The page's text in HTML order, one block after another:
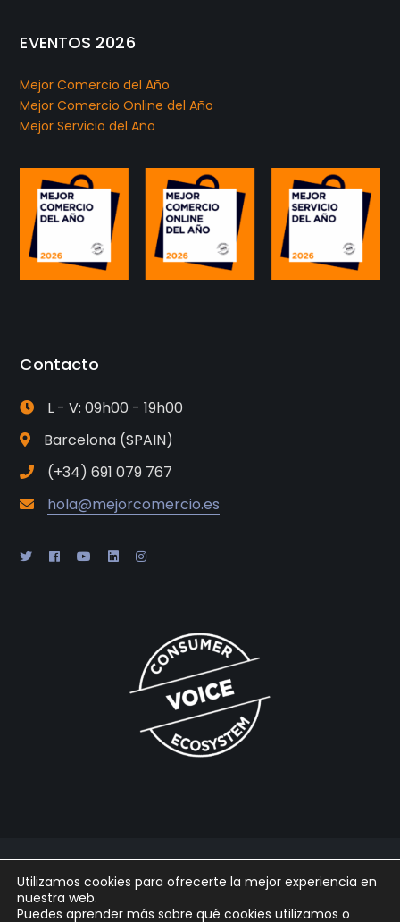
EVENTOS 2026
Mejor Comercio del Año
Mejor Comercio Online del Año
Mejor Servicio del Año
Contacto
L - V: 09h00 - 19h00
Barcelona (SPAIN)
(+34) 691 079 767
hola@mejorcomercio.es
2025 © Gabaon Conseil SL | Legal| Cookies Privacidad
Powered by
Arpaclick
Utilizamos cookies para ofrecerte la mejor experiencia en
nuestra web.
Puedes aprender más sobre qué cookies utilizamos o